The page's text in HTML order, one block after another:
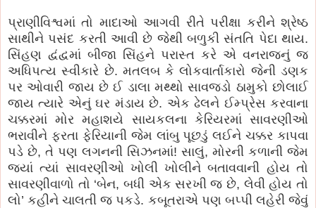
પ્રાણીવિશ્વમાં તો માદાઓ આગવી રીતે પરીક્ષા કરીને શ્રેષ્ઠ
સાથીને પસંદ કરતી આવી છે જેથી બળુકી સંતતિ પેદા થાય.
સિંહણ દ્વંદ્વમાં બીજા સિંહને પરાસ્ત કરે એ વનરાજનું જ
અધિપત્ય સ્વીકારે છે. મતલબ કે લોકવાર્તાકારો જેની ડણક
પર ઓવારી જાય છે ઈ ડાલા મથ્થો સાવજડો ઠામુકો છોલાઈ
જાય ત્યારે એનું ઘર મંડાય છે. એક ઢેલને ઈમ્પ્રેસ કરવાના
ચક્કરમાં મોર મહાશયે સાયકલના કેરિયરમાં સાવરણીઓ
ભરાવીને ફરતા ફેરિયાની જેમ લાંબુ પૂછડું લઈને ચક્કર કાપવા
પડે છે, તે પણ લગનની સિઝનમાં! સાલું, મોરની કળાની જેમ
જ્યાં ત્યાં સાવરણીઓ ખોલી ખોલીને બતાવવાની હોય તો
સાવરણીવાળો તો ‘બેન, બધી એક સરખી જ છે, લેવી હોય તો
લો’ કહીને ચાલતી જ પકડે. કબૂતરાએ પણ બપ્પી લહેરી જેવું